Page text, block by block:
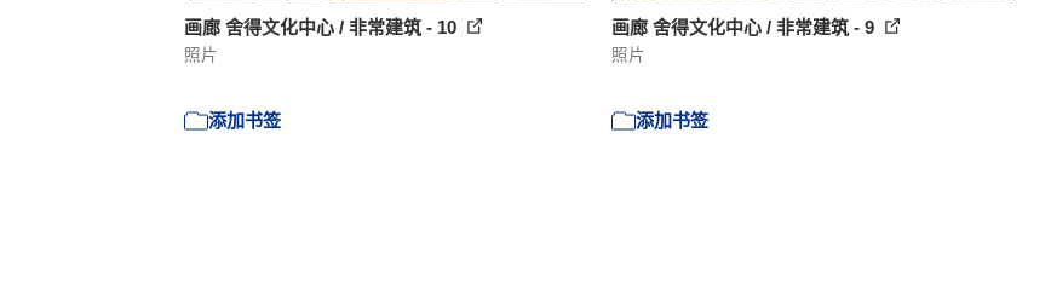
画廊 舍得文化中心 / 非常建筑 - 10
照片
添加书签
画廊 舍得文化中心 / 非常建筑 - 9
照片
添加书签